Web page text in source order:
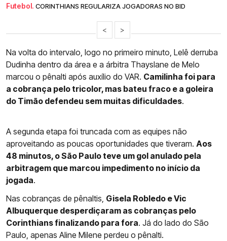
Futebol. CORINTHIANS REGULARIZA JOGADORAS NO BID
< >
Na volta do intervalo, logo no primeiro minuto, Lelê derruba
Dudinha dentro da área e a árbitra Thayslane de Melo
marcou o pênalti após auxílio do VAR. Camilinha foi para
a cobrança pelo tricolor, mas bateu fraco e a goleira
do Timão defendeu sem muitas dificuldades.
A segunda etapa foi truncada com as equipes não
aproveitando as poucas oportunidades que tiveram. Aos
48 minutos, o São Paulo teve um gol anulado pela
arbitragem que marcou impedimento no início da
jogada.
Nas cobranças de pênaltis, Gisela Robledo e Vic
Albuquerque desperdiçaram as cobranças pelo
Corinthians finalizando para fora. Já do lado do São
Paulo, apenas Aline Milene perdeu o pênalti.